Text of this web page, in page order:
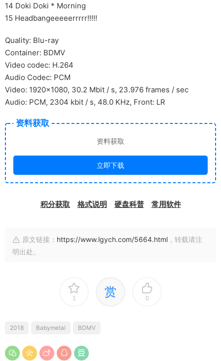
14 Doki Doki * Morning
15 Headbangeeeeerrrrr!!!!!
Quality: Blu-ray
Container: BDMV
Video codec: H.264
Audio Codec: PCM
Video: 1920x1080, 30.2 Mbit / s, 23.976 frames / sec
Audio: PCM, 2304 kbit / s, 48.0 KHz, Front: LR
资料获取
资料获取
立即下载
积分获取 格式说明 硬盘科普 常用软件
原文链接： https://www.lgych.com/5664.html ，转载请注
明出处。
1 赏 0
2018 Babymetal BDMV